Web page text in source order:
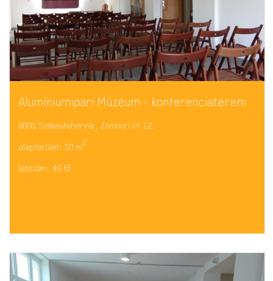
Alumíniumipari Múzeum - konferenciaterem
8000 Székesfehérvár, Zombori út 12.
alapterület: 50 m2
létszám: 49 fő